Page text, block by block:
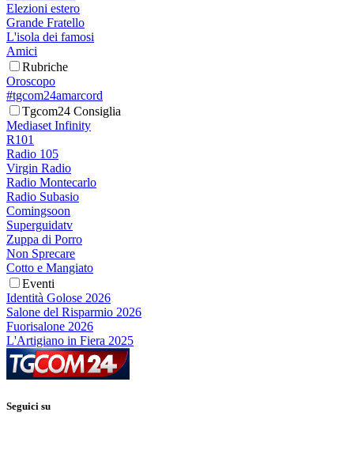
Elezioni estero
Grande Fratello
L'isola dei famosi
Amici
Rubriche
Oroscopo
#tgcom24amarcord
Tgcom24 Consiglia
Mediaset Infinity
R101
Radio 105
Virgin Radio
Radio Montecarlo
Radio Subasio
Comingsoon
Superguidatv
Zuppa di Porro
Non Sprecare
Cotto e Mangiato
Eventi
Identità Golose 2026
Salone del Risparmio 2026
Fuorisalone 2026
L'Artigiano in Fiera 2025
Seguici su